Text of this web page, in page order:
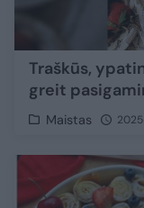
Traškūs,
greit
Maistas